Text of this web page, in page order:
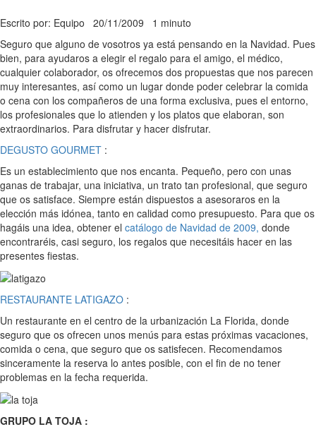
Escrito por: Equipo 20/11/2009 1 minuto
Seguro que alguno de vosotros ya está pensando en la Navidad. Pues
bien, para ayudaros a elegir el regalo para el amigo, el médico,
cualquier colaborador, os ofrecemos dos propuestas que nos parecen
muy interesantes, así como un lugar donde poder celebrar la comida
o cena con los compañeros de una forma exclusiva, pues el entorno,
los profesionales que lo atienden y los platos que elaboran, son
extraordinarios. Para disfrutar y hacer disfrutar.
DEGUSTO GOURMET :
Es un establecimiento que nos encanta. Pequeño, pero con unas
ganas de trabajar, una iniciativa, un trato tan profesional, que seguro
que os satisface. Siempre están dispuestos a asesoraros en la
elección más idónea, tanto en calidad como presupuesto. Para que os
hagáis una idea, obtener el catálogo de Navidad de 2009, donde
encontraréis, casi seguro, los regalos que necesitáis hacer en las
presentes fiestas.
RESTAURANTE LATIGAZO :
Un restaurante en el centro de la urbanización La Florida, donde
seguro que os ofrecen unos menús para estas próximas vacaciones,
comida o cena, que seguro que os satisfecen. Recomendamos
sinceramente la reserva lo antes posible, con el fin de no tener
problemas en la fecha requerida.
GRUPO LA TOJA :